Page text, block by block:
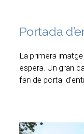
Portada
La primera
espera. Un gran
fan de portal